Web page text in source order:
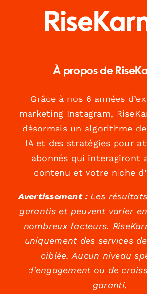
À propos de
Grâce à nos 6 années
marketing Instagram,
désormais un algorithme
IA et des stratégies pour
abonnés qui interagiront
contenu et votre niche
Avertissement :Les
garantis et peuvent varier
nombreux facteurs.
uniquement des services
ciblée. Aucun niveau
d’engagement ou de
garanti.